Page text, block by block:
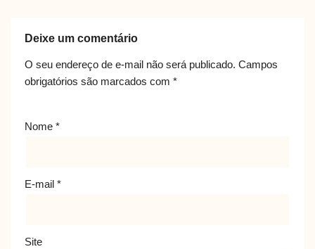
Deixe um comentário
O seu endereço de e-mail não será publicado. Campos
obrigatórios são marcados com *
Nome *
E-mail *
Site